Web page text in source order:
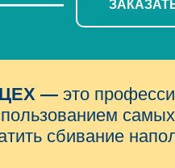
ЦЕХ — это
сбивание